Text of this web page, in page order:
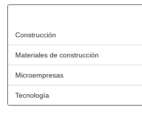
Construcción
Materiales de construcción
Microempresas
Tecnología